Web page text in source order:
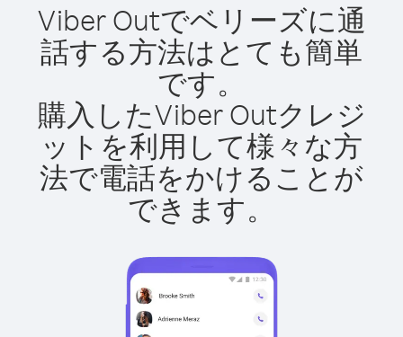
Viber Outでベリーズに通
話する方法はとても簡単
です。
購入したViber Outクレジ
ットを利用して様々な方
法で電話をかけることが
できます。